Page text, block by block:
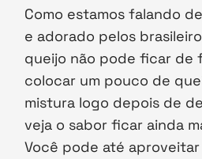
Como estamos falando
e adorado pelos
queijo não pode ficar de
colocar um pouco de
mistura logo depois de
veja o sabor ficar ainda
Você pode até